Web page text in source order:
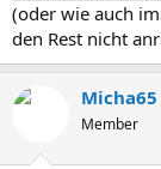
(oder wie auch
den Rest nicht
Micha65
Member